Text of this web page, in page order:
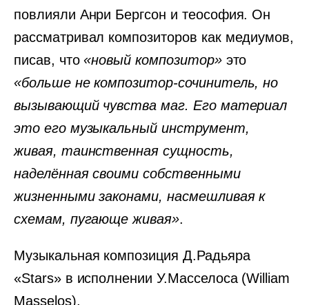
повлияли Анри Бергсон и теософия. Он
рассматривал композиторов как медиумов,
писав, что«новый композитор»это
«больше не композитор-сочинитель, но
вызывающий чувства маг. Его материал
это его музыкальный инструмент,
живая, таинственная сущность,
наделённая своими собственными
жизненными законами, насмешливая к
схемам, пугающе живая».
Музыкальная композиция Д.Радьяра
«Stars» в исполнении У.Масселоса (William
Masselos).